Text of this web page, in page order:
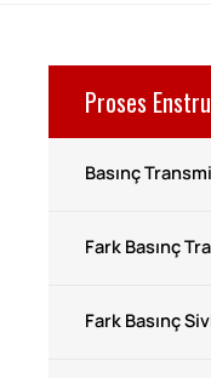
Proses
Basınç
Fark Basınç
Fark Basınç